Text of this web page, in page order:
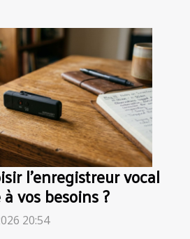
l'enregistreur vocal
vos besoins ?
20:54